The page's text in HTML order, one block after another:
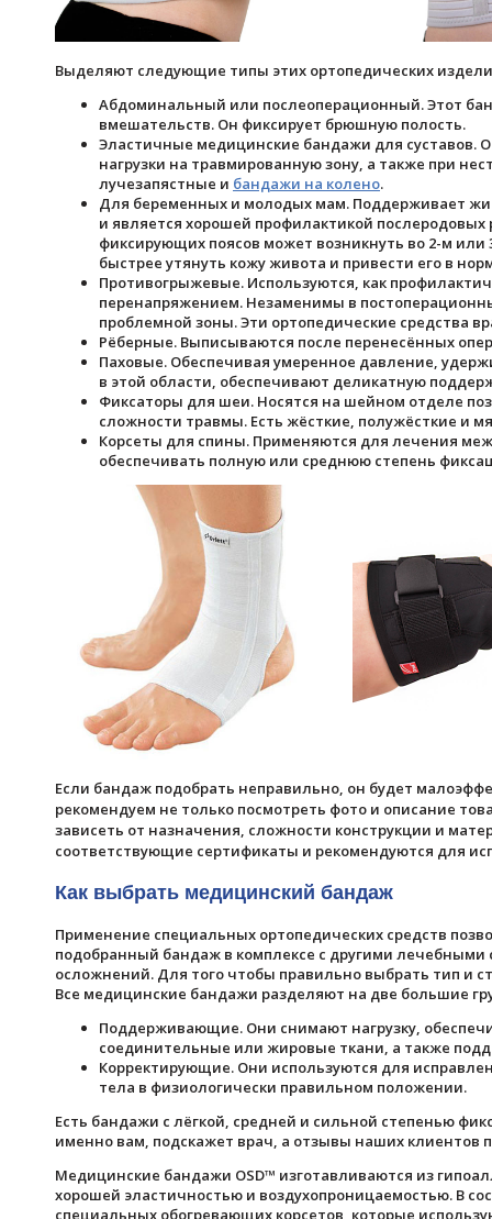
Выделяют следующие типы этих ортопедических
Абдоминальный или послеоперационный. Этот
вмешательств. Он фиксирует брюшную полость.
Эластичные медицинские бандажи для суставов.
нагрузки на травмированную зону, а также при
лучезапястные и бандажи на колено.
Для беременных и молодых мам. Поддерживает
и является хорошей профилактикой
фиксирующих поясов может возникнуть во 2-м или
быстрее утянуть кожу живота и привести его в
Противогрыжевые. Используются, как
перенапряжением. Незаменимы в
проблемной зоны. Эти ортопедические средства
Рёберные. Выписываются после перенесённых
Паховые. Обеспечивая умеренное давление,
в этой области, обеспечивают деликатную
Фиксаторы для шеи. Носятся на шейном отделе
сложности травмы. Есть жёсткие, полужёсткие и
Корсеты для спины. Применяются для лечения
обеспечивать полную или среднюю степень
Если бандаж подобрать неправильно, он будет
рекомендуем не только посмотреть фото и описание
зависеть от назначения, сложности конструкции и
соответствующие сертификаты и рекомендуются для
Как выбрать медицинский бандаж
Применение специальных ортопедических средств
подобранный бандаж в комплексе с другими
осложнений. Для того чтобы правильно выбрать тип и
Все медицинские бандажи разделяют на две большие
Поддерживающие. Они снимают нагрузку,
соединительные или жировые ткани, а также
Корректирующие. Они используются для
тела в физиологически правильном положении.
Есть бандажи с лёгкой, средней и сильной степенью
именно вам, подскажет врач, а отзывы наших клиентов
Медицинские бандажи OSD™ изготавливаются из
хорошей эластичностью и воздухопроницаемостью. В
специальных обогревающих корсетов, которые